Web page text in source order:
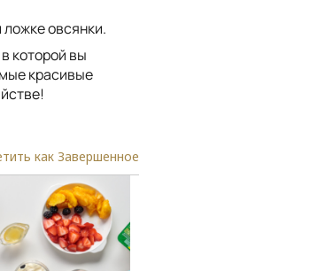
овсянки.
которой вы
красивые
как Завершенное